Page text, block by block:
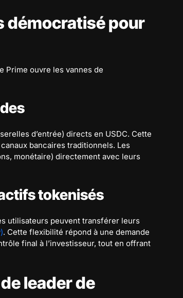
démocratisé pour
Prime ouvre les vannes de
d’entrée) directs en USDC. Cette
bancaires traditionnels. Les
monétaire) directement avec leurs
tokenisés
utilisateurs peuvent transférer leurs
. Cette flexibilité répond à une demande
final à l’investisseur, tout en offrant
leader de